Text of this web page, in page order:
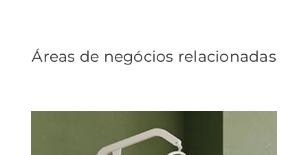
Áreas de negócios relacionadas